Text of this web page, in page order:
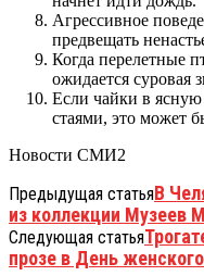
Агрессивное
предвещать
Когда перелетные
ожидается суровая
Если чайки в
стаями, это может
Новости СМИ2
Предыдущая статьяВ
из коллекции Музеев
Следующая статья
прозе в День